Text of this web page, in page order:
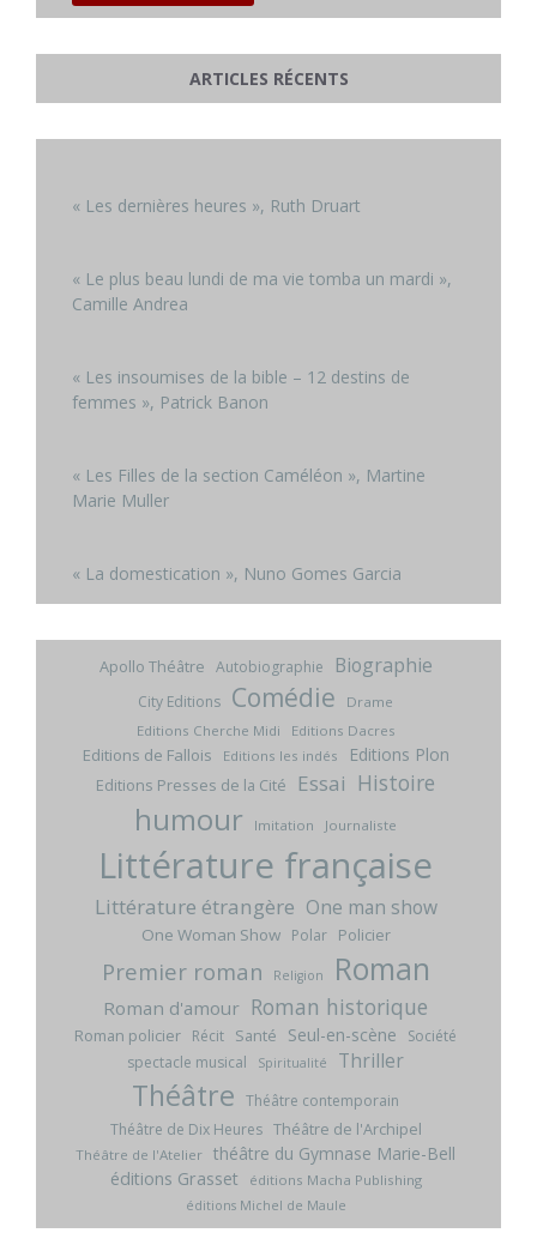
ARTICLES RÉCENTS
« Les dernières heures », Ruth Druart
« Le plus beau lundi de ma vie tomba un mardi »,
Camille Andrea
« Les insoumises de la bible – 12 destins de
femmes », Patrick Banon
« Les Filles de la section Caméléon », Martine
Marie Muller
« La domestication », Nuno Gomes Garcia
Apollo Théâtre Autobiographie Biographie
City Editions Comédie
Drame
Editions Cherche Midi
Editions Dacres
Editions de Fallois Editions les indés Editions Plon
Editions Presses de la Cité Essai Histoire
humour Imitation Journaliste
Littérature française
Littérature étrangère One man show
One Woman Show Polar Policier
Premier roman Religion Roman
Roman d'amour Roman historique
Roman policier Récit Santé Seul-en-scène
Société
spectacle musical
Spiritualité Thriller
Théâtre Théâtre contemporain
Théâtre de Dix Heures Théâtre de l'Archipel
Théâtre de l'Atelier théâtre du Gymnase Marie-Bell
éditions Grasset
éditions Macha Publishing
éditions Michel de Maule